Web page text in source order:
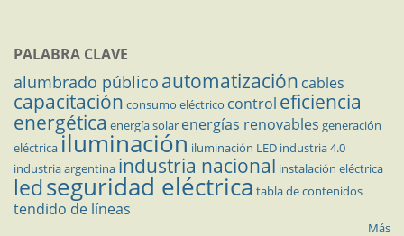
PALABRA CLAVE
alumbrado público automatización cables
capacitación consumo eléctrico control eficiencia
energética energía solar energías renovables generación
eléctricailuminación iluminación LED industria 4.0
industria argentina industria nacional instalación eléctrica
ledseguridad eléctrica tabla de contenidos
tendido de líneas
Más